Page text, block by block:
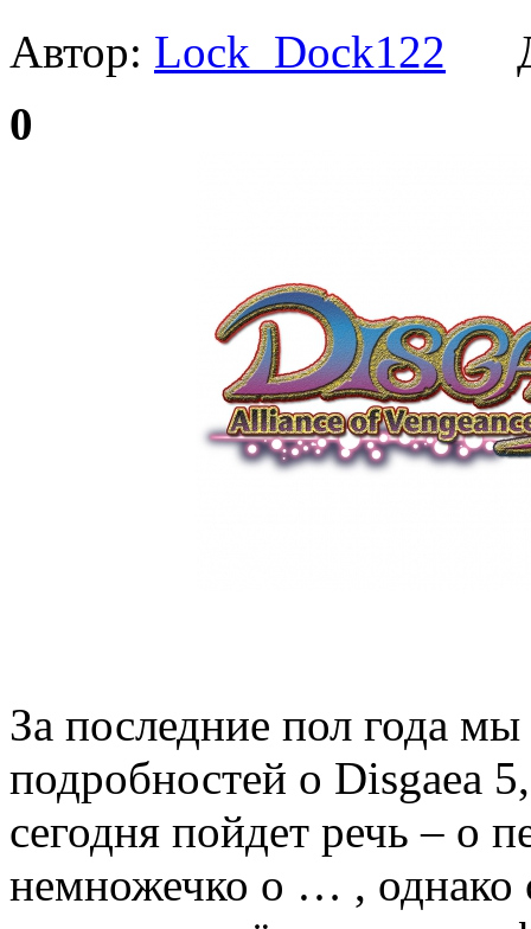
Автор: Lock_Dock122
0
За последние пол года
подробностей о Disgaea
сегодня пойдет речь – о
немножечко о … , однако